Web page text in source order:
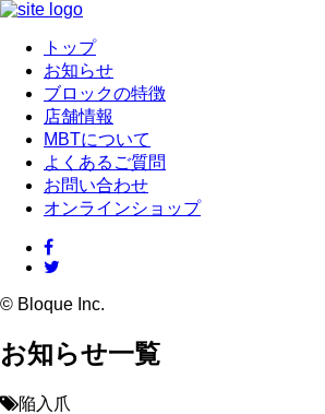
トップ
お知らせ
ブロックの特徴
店舗情報
MBTについて
よくあるご質問
お問い合わせ
オンラインショップ
© Bloque Inc.
お知らせ一覧
陥入爪